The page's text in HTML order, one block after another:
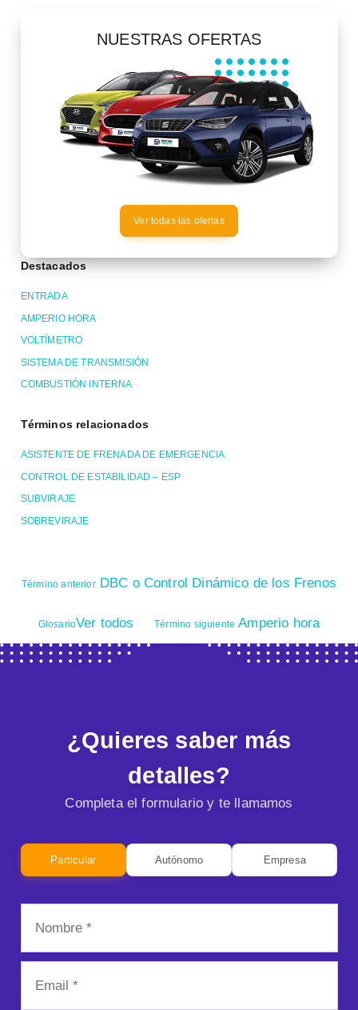
NUESTRAS OFERTAS
Ver todas las ofertas
Destacados
ENTRADA
AMPERIO HORA
VOLTÍMETRO
SISTEMA DE TRANSMISIÓN
COMBUSTIÓN INTERNA
Términos relacionados
ASISTENTE DE FRENADA DE EMERGENCIA
CONTROL DE ESTABILIDAD – ESP
SUBVIRAJE
SOBREVIRAJE
Término anteriorDBC o Control Dinámico de los Frenos
GlosarioVer todos Término siguiente Amperio hora
¿Quieres saber más
detalles?
Completa el formulario y te llamamos
Particular Autónomo Empresa